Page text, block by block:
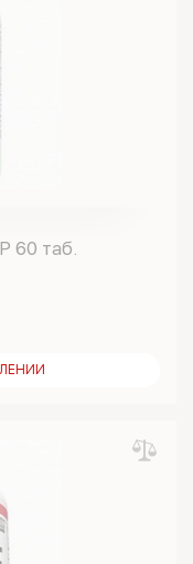
60 таб.